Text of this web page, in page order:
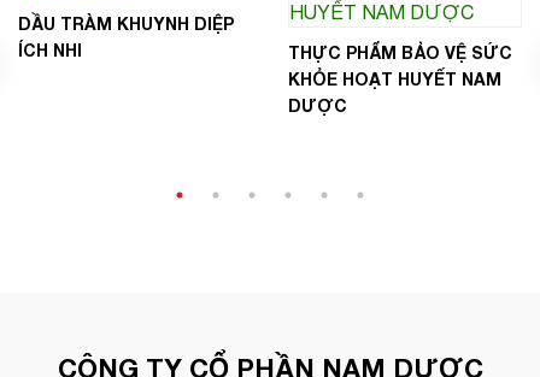
DẦU TRÀM KHUYNH DIỆP
THỰC PHẨM BẢO VỆ SỨC
KHỎE HOẠT HUYẾT NAM
DƯỢC
CÔNG TY CỔ PHẦN NAM DƯỢC